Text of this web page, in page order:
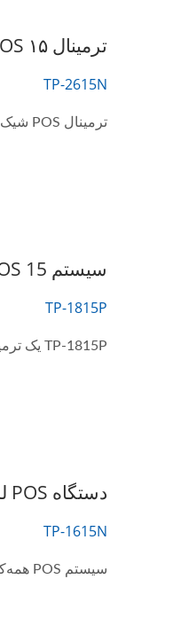
ترمینال POS ۱۵ اینچی با پردازنده Intel® N97 برای مهمان‌نوازی
TP-2615N
ترمینال POS شیک با صفحه لمسی و پایه محکم، مناسب برای نیازهای خرده‌فروشی یا مهمان‌نوازی...
سیستم POS 15 اینچی Intel Core I3/i5/i7 برای کارایی خرده‌فروشی و مهمان‌نوازی.
TP-1815P
TP-1815P یک ترمینال POS 15 اینچی جمع و جور و بدون فن است که عملکرد و انعطاف‌پذیری استثنایی...
دستگاه POS لمسی 15 اینچی | راه‌حل آینده‌نگر برای یکپارچه‌سازان سیستم
TP-1615N
سیستم POS همه‌کاره TP-1615N دارای پردازنده Intel® Alder Lake N97 است که از حداکثر 16 گیگابایت حافظه...